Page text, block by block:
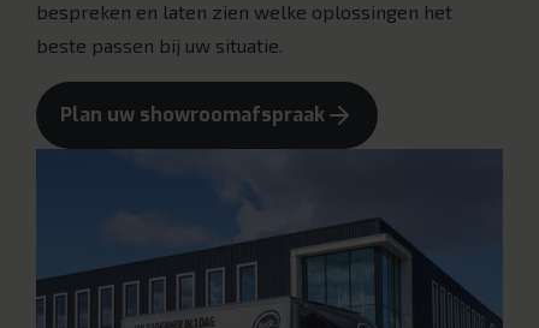
bespreken en laten zien welke oplossingen het
beste passen bij uw situatie.
Plan uw showroomafspraak